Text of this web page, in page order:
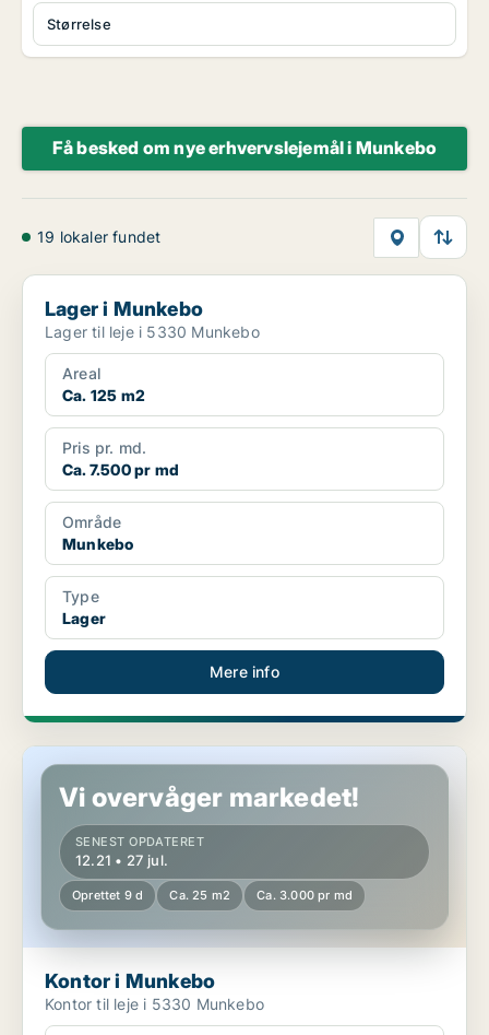
Størrelse
Få besked om nye erhvervslejemål i Munkebo
19 lokaler fundet
Lager i Munkebo
Lager i Munkebo
Lager til leje i 5330 Munkebo
Areal
Ca. 125 m2
Pris pr. md.
Ca. 7.500 pr md
Område
Munkebo
Type
Lager
Mere info
Kontor i Munkebo
Vi overvåger markedet!
SENEST OPDATERET
12.21 • 27 jul.
Oprettet 9 d Ca. 25 m2 Ca. 3.000 pr md
Kontor i Munkebo
Kontor til leje i 5330 Munkebo